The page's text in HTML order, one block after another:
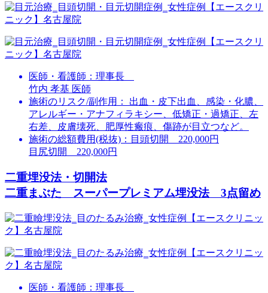
医師・看護師： 理事長
竹内 孝基 医師
施術のリスク/副作用：
出血・皮下出血、感染・化膿、
アレルギー・アナフィラキシー、低矯正・過矯正、左
右差、皮膚壊死、肥厚性瘢痕、傷跡が目立つなど。
施術の総額費用(税抜)： 目頭切開 220,000円
目尻切開 220,000円
二重埋没法・切開法
二重まぶた スーパープレミアム埋没法 3点留め
医師・看護師： 理事長